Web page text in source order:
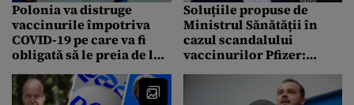
Polonia va distruge
vaccinurile împotriva
COVID-19 pe care va fi
obligată să le preia de la
de doze e vorba
Soluțiile propuse de
Ministrul Sănătății în
cazul scandalului
vaccinurilor Pfizer:
obligație într-un
beneficiu real”